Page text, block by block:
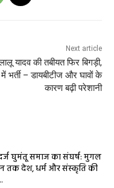
Next article
यादव की तबीयत फिर बिगड़ी,
भर्ती – डायबीटीज और घावों के
कारण बढ़ी परेशानी
घुमंतू समाज का संघर्ष: मुगल
तक देश, धर्म और संस्कृति की